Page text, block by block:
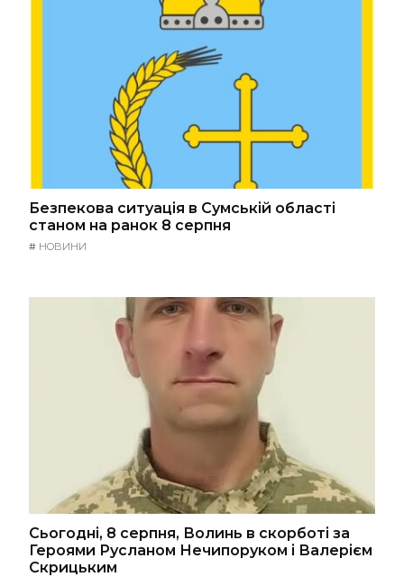
Безпекова ситуація в Сумській області
станом на ранок 8 серпня
# НОВИНИ
Сьогодні, 8 серпня, Волинь в скорботі за
Героями Русланом Нечипоруком і Валерієм
Скрицьким